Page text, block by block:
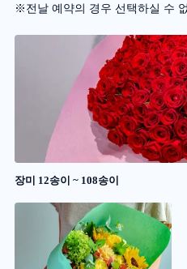
※전날 예약의 경우 선택하실 수
장미 12송이 ~ 108송이